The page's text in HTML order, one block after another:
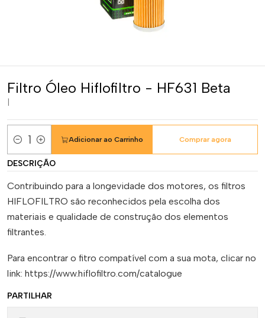
Filtro Óleo Hiflofiltro - HF631 Beta
Quantidade
Adicionar ao Carrinho Comprar agora
DESCRIÇÃO
Contribuindo para a longevidade dos motores, os filtros
HIFLOFILTRO são reconhecidos pela escolha dos
materiais e qualidade de construção dos elementos
filtrantes.
Para encontrar o fitro compatível com a sua mota, clicar no
link: https://www.hiflofiltro.com/catalogue
PARTILHAR